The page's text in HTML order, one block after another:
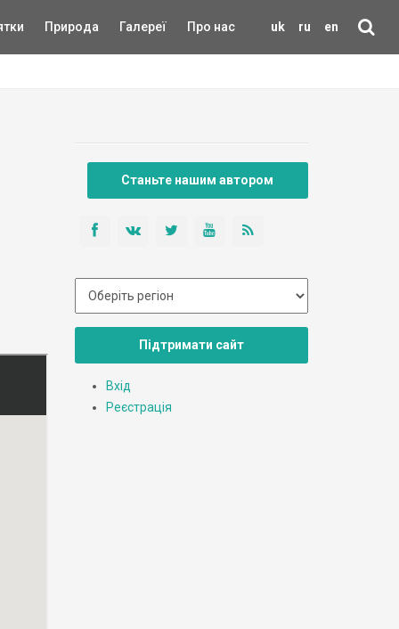
uk ru en
Природа Галереї Про нас
Станьте нашим автором
Підтримати сайт
Вхід
Реєстрація